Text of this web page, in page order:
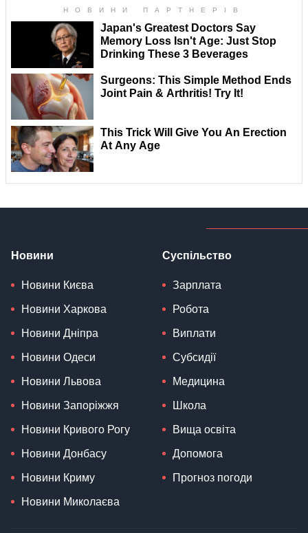
Новини
Новини Києва
Новини Харкова
Новини Дніпра
Новини Одеси
Новини Львова
Новини Запоріжжя
Новини Кривого Рогу
Новини Донбасу
Новини Криму
Новини Миколаєва
Суспільство
Зарплата
Робота
Виплати
Субсидії
Медицина
Школа
Вища освіта
Допомога
Прогноз погоди